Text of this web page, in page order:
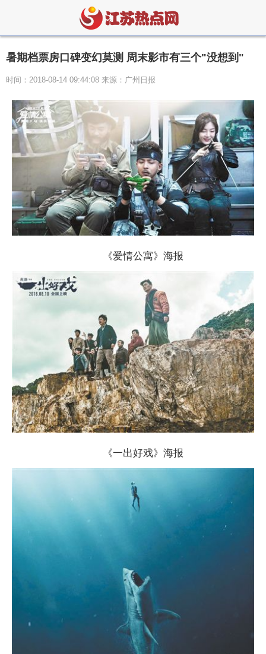
暑期档票房口碑变幻莫测 周末影市有三个"没想到"
时间：2018-08-14 09:44:08 来源：广州日报
《爱情公寓》海报
《一出好戏》海报